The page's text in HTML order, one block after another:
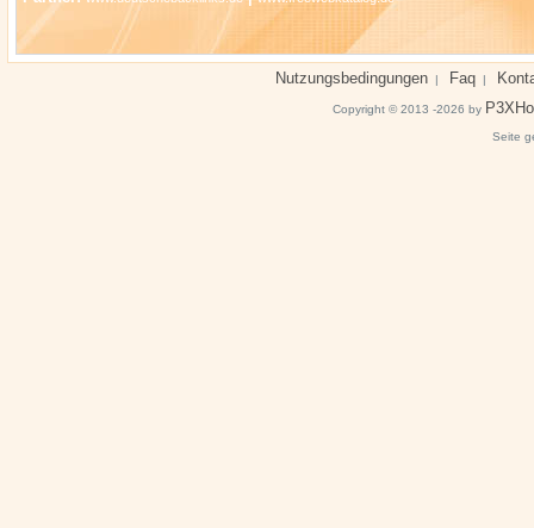
Nutzungsbedingungen | Faq |
Copyright © 2013 -2026 by
Seite